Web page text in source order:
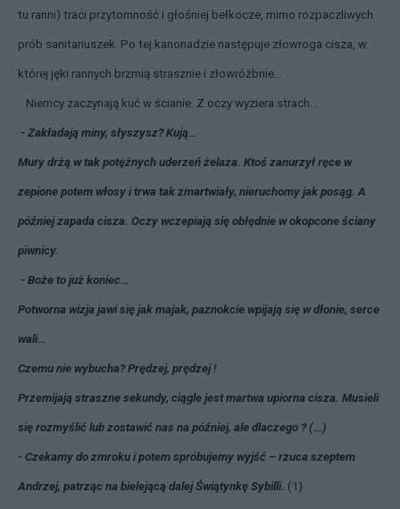
tu ranni) traci przytomność i głośniej bełkocze, mimo rozpaczliwych
prób sanitariuszek. Po tej kanonadzie następuje złowroga cisza, w
której jęki rannych brzmią strasznie i złowróżbnie…
Niemcy zaczynają kuć w ścianie. Z oczy wyziera strach…
- Zakładają miny, słyszysz? Kują…
Mury drżą w tak potężnych uderzeń żelaza. Ktoś zanurzył ręce w
zepione potem włosy i trwa tak zmartwiały, nieruchomy jak posąg. A
później zapada cisza. Oczy wczepiają się obłędnie w okopcone ściany
piwnicy.
- Boże to już koniec…
Potworna wizja jawi się jak majak, paznokcie wpijają się w dłonie, serce
wali…
Czemu nie wybucha? Prędzej, prędzej !
Przemijają straszne sekundy, ciągle jest martwa upiorna cisza. Musieli
się rozmyślić lub zostawić nas na później, ale dlaczego ? (…)
- Czekamy do zmroku i potem spróbujemy wyjść – rzuca szeptem
Andrzej, patrząc na bielejącą dalej Świątynkę Sybilli. (1)